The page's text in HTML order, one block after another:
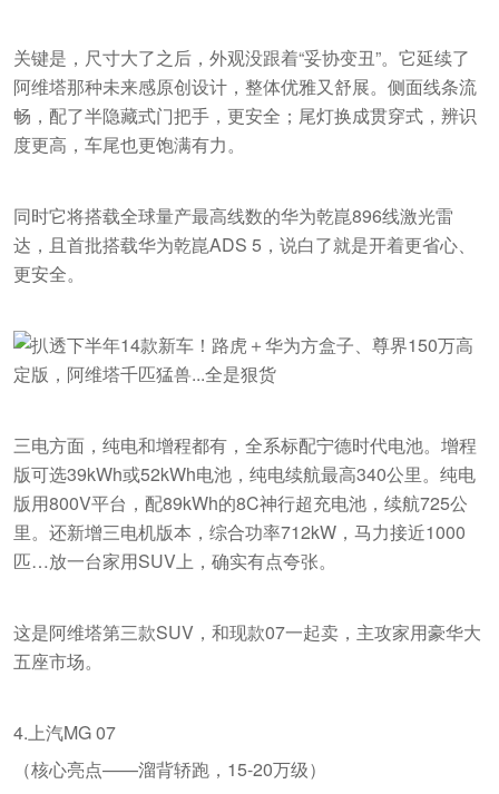
关键是，尺寸大了之后，外观没跟着“妥协变丑”。它延续了
阿维塔那种未来感原创设计，整体优雅又舒展。侧面线条流
畅，配了半隐藏式门把手，更安全；尾灯换成贯穿式，辨识
度更高，车尾也更饱满有力。
同时它将搭载全球量产最高线数的华为乾崑896线激光雷
达，且首批搭载华为乾崑ADS 5，说白了就是开着更省心、
更安全。
三电方面，纯电和增程都有，全系标配宁德时代电池。增程
版可选39kWh或52kWh电池，纯电续航最高340公里。纯电
版用800V平台，配89kWh的8C神行超充电池，续航725公
里。还新增三电机版本，综合功率712kW，马力接近1000
匹…放一台家用SUV上，确实有点夸张。
这是阿维塔第三款SUV，和现款07一起卖，主攻家用豪华大
五座市场。
4.上汽MG 07
（核心亮点——溜背轿跑，15-20万级）